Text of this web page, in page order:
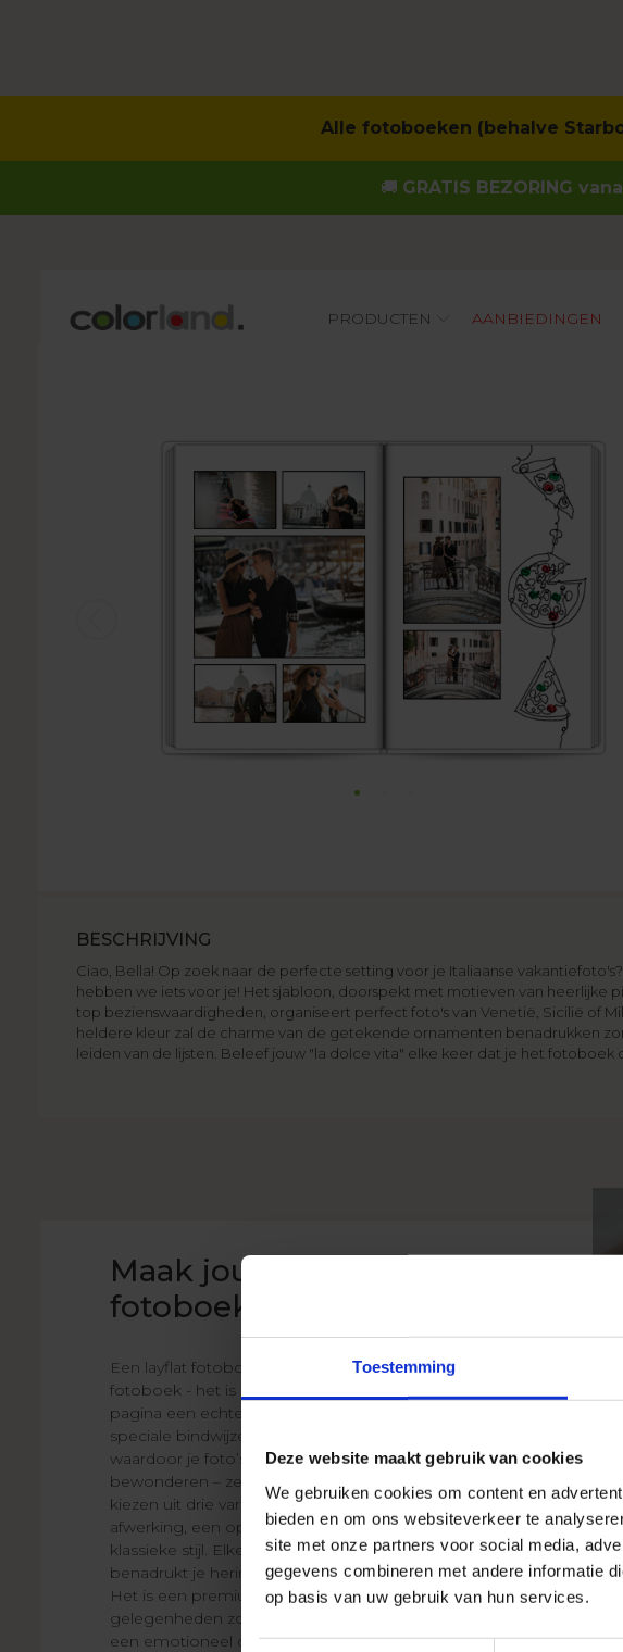
Toestemming
Deze website maakt gebruik van cookies
We gebruiken cookies om content en
bieden en om ons websiteverkeer te
site met onze partners voor social media,
gegevens combineren met andere informatie
op basis van uw gebruik van hun services.
Alle fotoboeken (behalve
🚚 GRATIS BEZORING
Main
PRODUCTEN AANBIEDINGEN
BESCHRIJVING
Ciao, Bella! Op zoek naar de perfecte setting voor je Italiaanse
hebben we iets voor je! Het sjabloon, doorspekt met motieven van heerlijke
top bezienswaardigheden, organiseert perfect foto's van Venetië, Sicilië of
heldere kleur zal de charme van de getekende ornamenten benadrukken
leiden van de lijsten. Beleef jouw "la dolce vita" elke keer dat je het fotoboek
Maak jouw Layflat
fotoboek
Een layflat fotoboek is meer dan een gewoon
fotoboek - het is een herinnering die vanaf de eerste
pagina een echte wow-factor heeft. Dankzij de
speciale bindwijze liggen de pagina’s volledig plat,
waardoor je foto’s in hun volle glorie kunt
bewonderen – zelfs panoramische opnamen. Je kunt
kiezen uit drie varianten: een elegante matte
afwerking, een opvallende glanzende versie en een
klassieke stijl. Elke uitvoering is uniek, stevig en
benadrukt je herinneringen op een prachtige manier.
Het is een premium album dat perfect past bij
gelegenheden zoals een bruiloft, jubileum, doop of als
een emotioneel cadeau.